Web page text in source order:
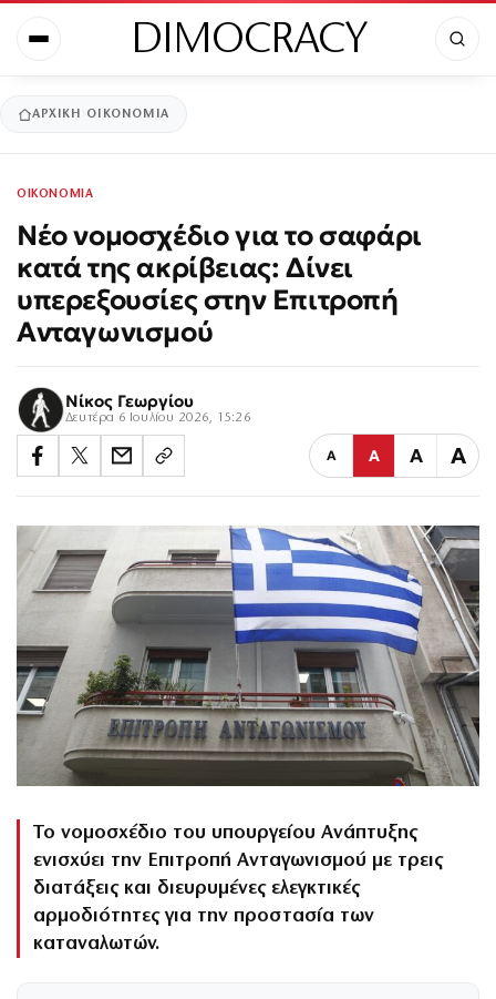
DIMOCRACY
ΑΡΧΙΚΉ ΟΙΚΟΝΟΜΙΑ
ΟΙΚΟΝΟΜΙΑ
Νέο νομοσχέδιο για το σαφάρι
κατά της ακρίβειας: Δίνει
υπερεξουσίες στην Επιτροπή
Ανταγωνισμού
Νίκος Γεωργίου
Δευτέρα 6 Ιουλίου 2026, 15:26
Α Α Α Α
Το νομοσχέδιο του υπουργείου Ανάπτυξης
ενισχύει την Επιτροπή Ανταγωνισμού με τρεις
διατάξεις και διευρυμένες ελεγκτικές
αρμοδιότητες για την προστασία των
καταναλωτών.